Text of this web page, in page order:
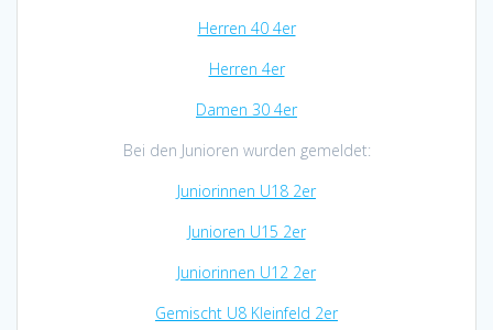
Herren 40 4er
Herren 4er
Damen 30 4er
Bei den Junioren wurden gemeldet:
Juniorinnen U18 2er
Junioren U15 2er
Juniorinnen U12 2er
Gemischt U8 Kleinfeld 2er